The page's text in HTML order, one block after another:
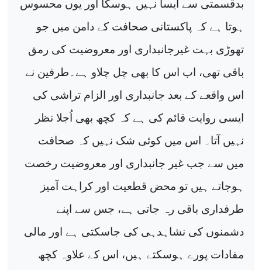
بدقسمتی سے ایسا نہیں ہوسکا اور یوں محسوس
ہوتا ہے کہ پاکستانی صحافت کے دامن میں جو
تھوڑی بہت غیرجانبداری اور معروضیت کی رمق
باقی تھی، اب اس کا بھی چل چلاو ہے۔طرفین نے
اس واقعے کے بعد جانبداری اور الزام تراشی کی
ایسی روایت قائم کی ہے کہ کچھ بھی اُجلا نظر
نہیں آتا۔ اس میں کوئی شک نہیں کہ صحافت
میں سے جب غیر جانبداری اور معروضیت رخصت
ہوجاتے ہیں تو محض قطعیت اور کراہت آمیز
طرفداری باقی رہ جاتی ہے، جس سے اپنے
دشمنوں کی نشاہدہی کی جاسکتی ہے اور مالی
مفادات پورے ہوسکتے ہیں، اس کے علاوہ کچھ